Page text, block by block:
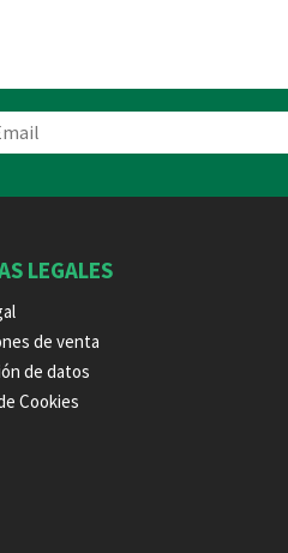
LEGALES
de venta
de datos
Cookies